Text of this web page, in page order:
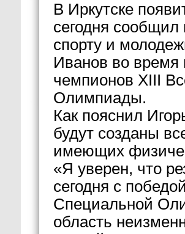
В Иркутске
сегодня сообщил
спорту и
Иванов во время
чемпионов XIII
Олимпиады.
Как пояснил
будут созданы
имеющих
«Я уверен, что
сегодня с
Специальной
область